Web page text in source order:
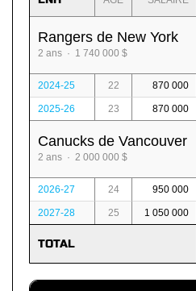
Rangers de New York
2 ans · 1 740 000 $
2024-25 22 870 000
2025-26 23 870 000
Canucks de Vancouver
2 ans · 2 000 000 $
2026-27 24 950 000
2027-28 25 1 050 000
TOTAL